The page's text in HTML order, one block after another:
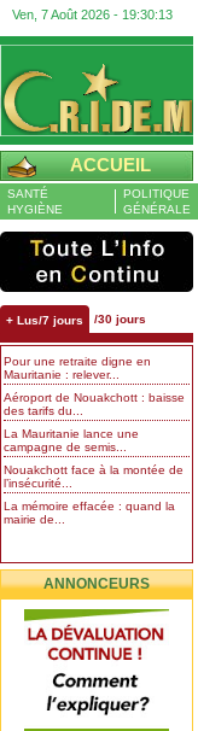
Ven, 7 Août 2026 - 19:30:13
ACCUEIL
SANTÉ
HYGIÈNE
POLITIQUE
GÉNÉRALE
+ Lus/7 jours /30 jours
Pour une retraite digne en
Mauritanie : relever...
Aéroport de Nouakchott : baisse
des tarifs du...
La Mauritanie lance une
campagne de semis...
Nouakchott face à la montée de
l’insécurité...
La mémoire effacée : quand la
mairie de...
ANNONCEURS